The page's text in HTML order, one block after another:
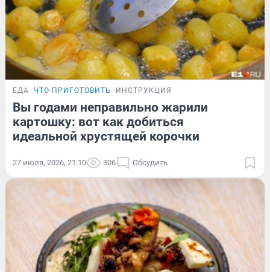
ЕДА ЧТО ПРИГОТОВИТЬ ИНСТРУКЦИЯ
Вы годами неправильно жарили
картошку: вот как добиться
идеальной хрустящей корочки
27 июля, 2026, 21:10 306 Обсудить